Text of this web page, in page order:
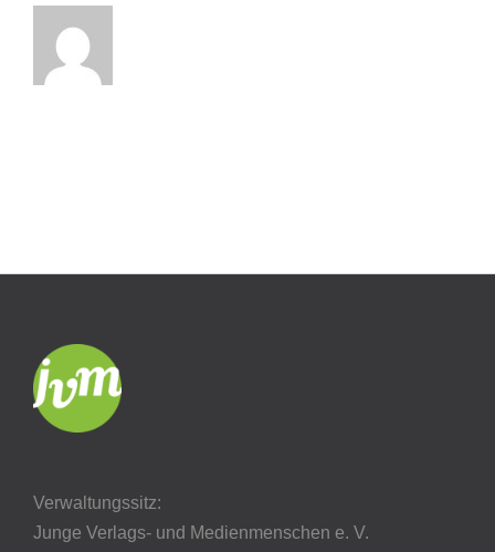
Verwaltungssitz:
Junge Verlags- und Medienmenschen e. V.